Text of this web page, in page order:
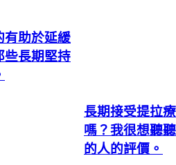
有助於延緩
些長期堅持
長期接受提拉
嗎？我很想聽
的人的評價。